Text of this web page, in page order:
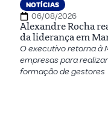
NOTÍCIAS
06/08/2026
Alexandre Rocha
da liderança em
O executivo retorna à
empresas para
formação de gestores